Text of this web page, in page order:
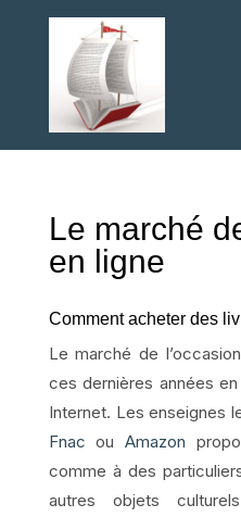
Le marché
en ligne
Comment acheter des
Le marché de
ces dernières années
Internet. Les enseignes
Fnacou Amazon
comme à des
autres objets